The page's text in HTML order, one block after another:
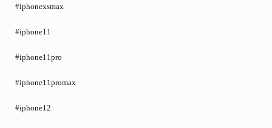
#iphonexsmax
#iphone11
#iphone11pro
#iphone11promax
#iphone12